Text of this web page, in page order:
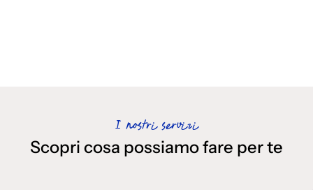
I nostri servizi
Scopri cosa possiamo fare per te